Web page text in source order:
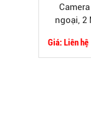
ngoại, 2
Giá: Liên hệ